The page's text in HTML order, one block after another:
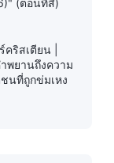
(ตอนที่สี่)
ริสเตียน |
พยานถึงความ
นที่ถูกข่มเหง